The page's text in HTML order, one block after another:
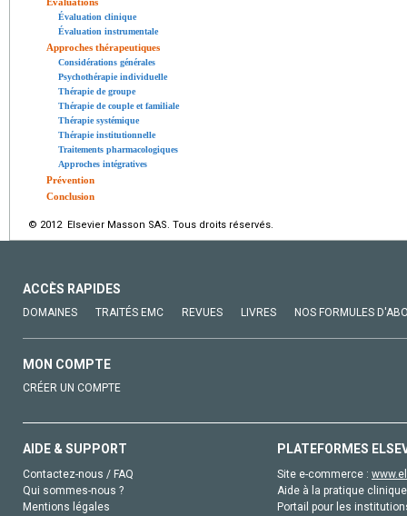
Évaluation clinique
Évaluation instrumentale
Approches thérapeutiques
Considérations générales
Psychothérapie individuelle
Thérapie de groupe
Thérapie de couple et familiale
Thérapie systémique
Thérapie institutionnelle
Traitements pharmacologiques
Approches intégratives
Prévention
Conclusion
© 2012 Elsevier Masson SAS. Tous droits réservés.
ACCÈS RAPIDES
DOMAINES TRAITÉS EMC REVUES LIVRES NOS FORMULES
MON COMPTE
CRÉER UN COMPTE
AIDE & SUPPORT
Contactez-nous / FAQ
Qui sommes-nous ?
Mentions légales
PLATEFORMES
Site e-commerce :
Aide à la pratique
Portail pour les